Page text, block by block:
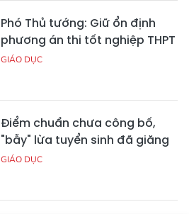
Phó Thủ tướng: Giữ ổn định
phương án thi tốt nghiệp THPT
GIÁO DỤC
Điểm chuẩn chưa công bố,
"bẫy" lừa tuyển sinh đã giăng
GIÁO DỤC